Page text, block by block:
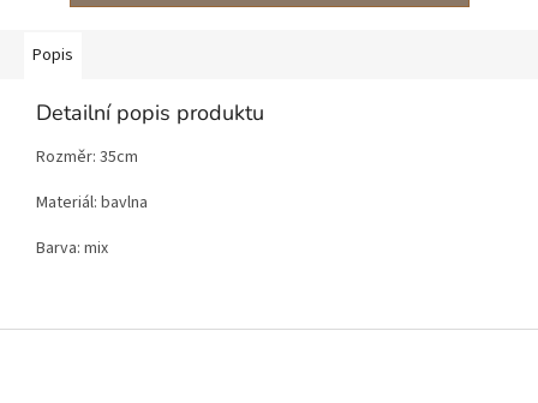
Popis
Detailní popis produktu
Rozměr: 35cm
Materiál: bavlna
Barva: mix
Z